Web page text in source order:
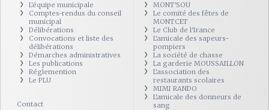
L'équipe municipale
Comptes-rendus du conseil
municipal
Délibérations
Convocations et liste des
délibérations
Démarches administratives
Les publications
Réglemention
Le PLU
Contact
MONT'SOU
Le comité des fêtes de
MONTCET
Le Club de l'Irance
L'amicale des sapeurs-
pompiers
La société de chasse
La garderie MOUSSAILLON
L'association des
restaurants scolaires
MIMI RANDO
L'amicale des donneurs de
sang